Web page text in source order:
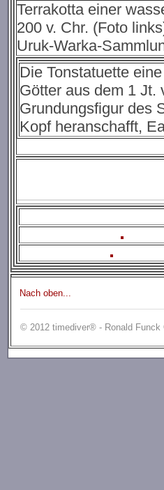
Terrakotta einer
200 v. Chr. (Foto
Uruk-Warka-
Die Tonstatuette
Götter aus dem 1 Jt.
Grundungsfigur des
Kopf heranschafft,
Nach oben...
© 2012 timediver® - Ronald Funck